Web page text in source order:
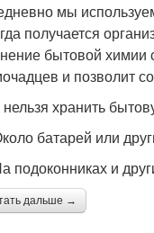
мы
получается
бытовой химии
и позволит
нельзя хранить
батарей или
подоконниках и
дальше →